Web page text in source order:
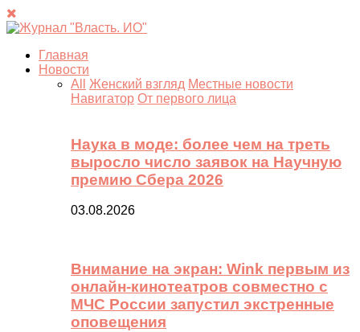
Главная
Новости
All
Женский взгляд Местные новости
Навигатор От первого лица
Наука в моде: более чем на треть
выросло число заявок на Научную
премию Сбера 2026
03.08.2026
Внимание на экран: Wink первым из
онлайн-кинотеатров совместно с
МЧС России запустил экстренные
оповещения